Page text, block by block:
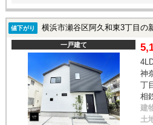
値下がり 横浜市瀬谷区阿久和東3丁目の
一戸建て
神
丁
相
建
土